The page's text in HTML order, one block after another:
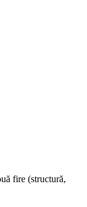
fire (structură,